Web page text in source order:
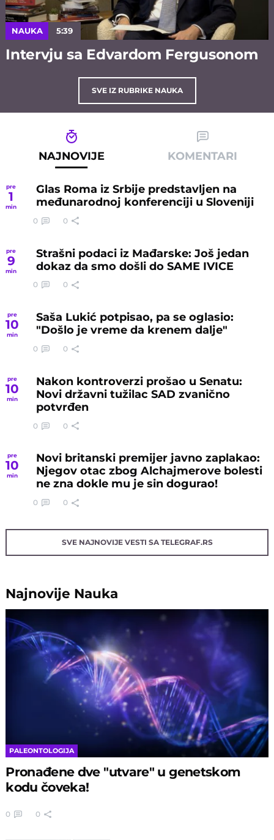
NAUKA 5:39
Intervju sa Edvardom Fergusonom
SVE IZ RUBRIKE NAUKA
NAJNOVIJE KOMENTARI
pre
1
min
Glas Roma iz Srbije predstavljen na
međunarodnoj konferenciji u Sloveniji
0 0
pre
9
min
Strašni podaci iz Mađarske: Još jedan
dokaz da smo došli do SAME IVICE
0 0
pre
10
min
Saša Lukić potpisao, pa se oglasio:
"Došlo je vreme da krenem dalje"
0 0
pre
10
min
Nakon kontroverzi prošao u Senatu:
Novi državni tužilac SAD zvanično
potvrđen
0 0
pre
10
min
Novi britanski premijer javno zaplakao:
Njegov otac zbog Alchajmerove bolesti
ne zna dokle mu je sin dogurao!
0 0
SVE NAJNOVIJE VESTI SA TELEGRAF.RS
Najnovije Nauka
PALEONTOLOGIJA
Pronađene dve "utvare" u genetskom
kodu čoveka!
0 0